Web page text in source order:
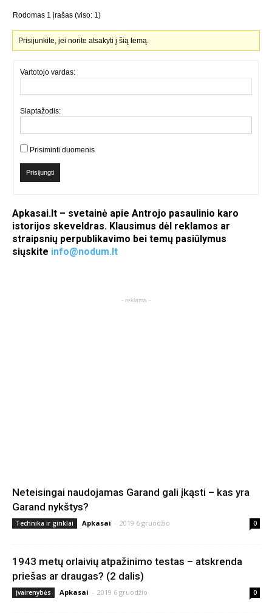
Rodomas 1 įrašas (viso: 1)
Prisijunkite, jei norite atsakyti į šią temą.
Vartotojo vardas:
Slaptažodis:
Prisiminti duomenis
Prisijungti
Apkasai.lt – svetainė apie Antrojo pasaulinio karo
istorijos skeveldras. Klausimus dėl reklamos ar
straipsnių perpublikavimo bei temų pasiūlymus
siųskite info@nodum.lt
- reklama -
Neteisingai naudojamas Garand gali įkąsti – kas yra
Garand nykštys?
Technika ir ginklai Apkasai - 2019 6 gruodžio 0
1943 metų orlaivių atpažinimo testas – atskrenda
priešas ar draugas? (2 dalis)
Įvairenybės Apkasai - 2019 6 gruodžio 0